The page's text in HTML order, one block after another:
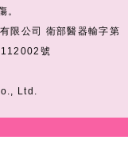
。
限公司 衛部醫器輸字第
號
Ltd.